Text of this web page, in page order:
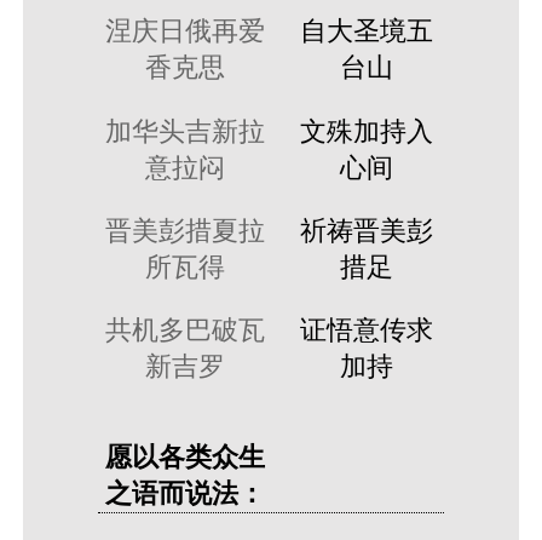
涅庆日俄再爱
香克思
自大圣境五
台山
加华头吉新拉
意拉闷
文殊加持入
心间
晋美彭措夏拉
所瓦得
祈祷晋美彭
措足
共机多巴破瓦
新吉罗
证悟意传求
加持
愿以各类众生
之语而说法：